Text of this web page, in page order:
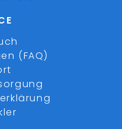
(FAQ)